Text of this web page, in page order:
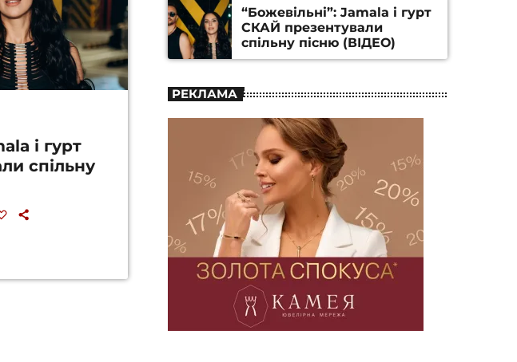
і гурт
спільну
“Божевільні”: Jamala і гурт
СКАЙ презентували
спільну пісню (ВІДЕО)
РЕКЛАМА